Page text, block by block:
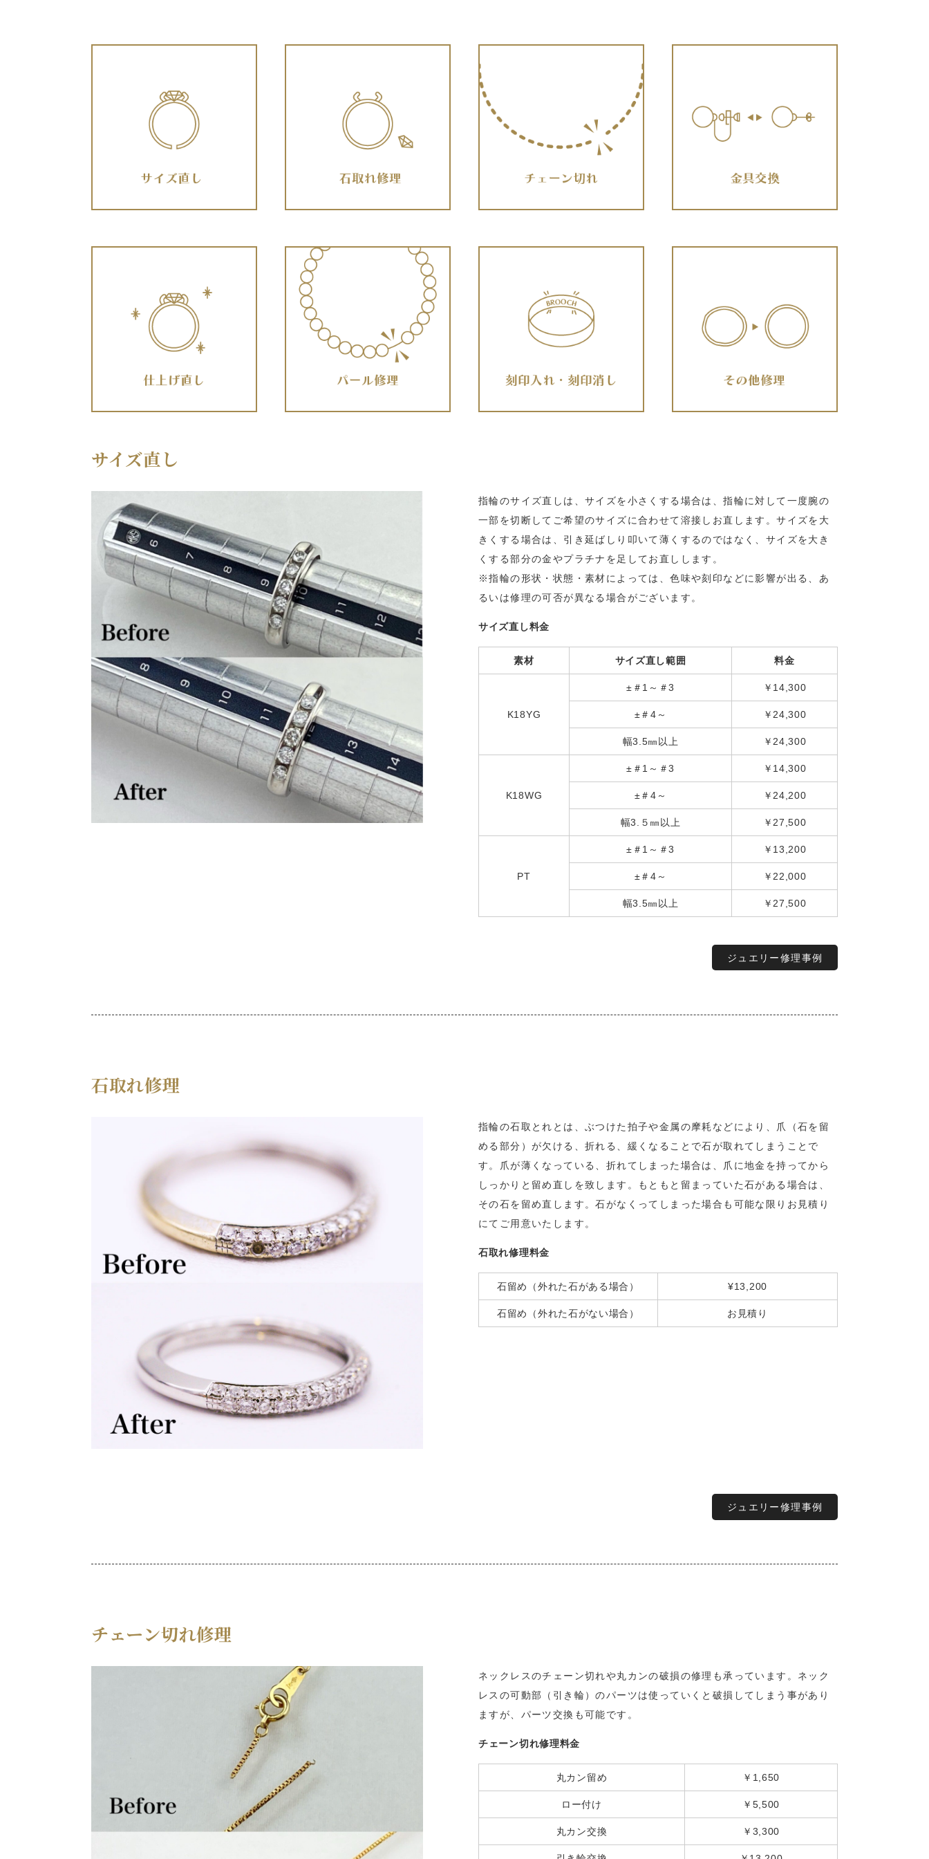
サイズ直し
指輪のサイズ直しは、サイズを小さくする場合は、指輪に対して一度腕の
一部を切断してご希望のサイズに合わせて溶接しお直します。サイズを大
きくする場合は、引き延ばしり叩いて薄くするのではなく、サイズを大き
くする部分の金やプラチナを足してお直しします。
※指輪の形状・状態・素材によっては、色味や刻印などに影響が出る、あ
るいは修理の可否が異なる場合がございます。
サイズ直し料金
素材 サイズ直し範囲 料金
K18YG
±＃1～＃3 ￥14,300
±＃4～ ￥24,300
幅3.5㎜以上 ￥24,300
K18WG
±＃1～＃3 ￥14,300
±＃4～ ￥24,200
幅3.５㎜以上 ￥27,500
PT
±＃1～＃3 ￥13,200
±＃4～ ￥22,000
幅3.5㎜以上 ￥27,500
ジュエリー修理事例
石取れ修理
指輪の石取とれとは、ぶつけた拍子や金属の摩耗などにより、爪（石を留
める部分）が欠ける、折れる、緩くなることで石が取れてしまうことで
す。爪が薄くなっている、折れてしまった場合は、爪に地金を持ってから
しっかりと留め直しを致します。もともと留まっていた石がある場合は、
その石を留め直します。石がなくってしまった場合も可能な限りお見積り
にてご用意いたします。
石取れ修理料金
石留め（外れた石がある場合） ¥13,200
石留め（外れた石がない場合） お見積り
ジュエリー修理事例
チェーン切れ修理
ネックレスのチェーン切れや丸カンの破損の修理も承っています。ネック
レスの可動部（引き輪）のパーツは使っていくと破損してしまう事があり
ますが、パーツ交換も可能です。
チェーン切れ修理料金
丸カン留め ￥1,650
ロー付け ￥5,500
丸カン交換 ￥3,300